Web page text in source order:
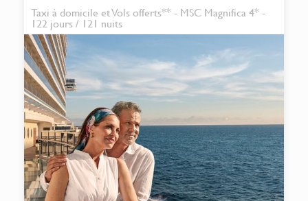
Taxi à domicile et Vols offerts** - MSC Magnifica 4* -
122 jours / 121 nuits